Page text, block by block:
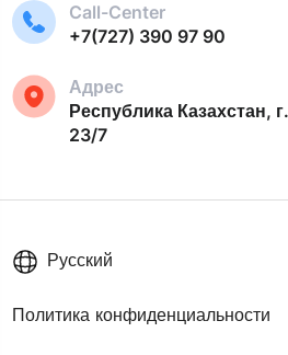
Call-Center
+7(727) 390 97 90
Адрес
Республика Казахстан,
23/7
Русский
Политика конфиденциальности